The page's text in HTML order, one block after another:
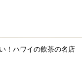
！ハワイの飲茶の名店